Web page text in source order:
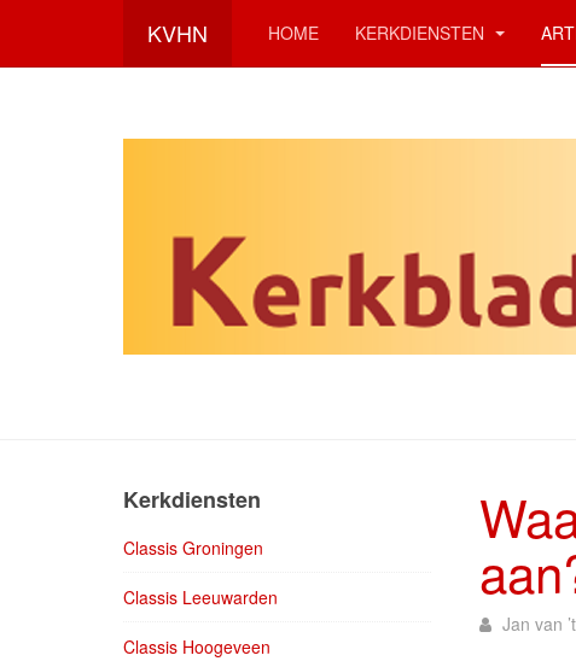
KVHN HOME KERKDIENSTEN
Jan van
Kerkdiensten
Classis Groningen
Classis Leeuwarden
Classis Hoogeveen